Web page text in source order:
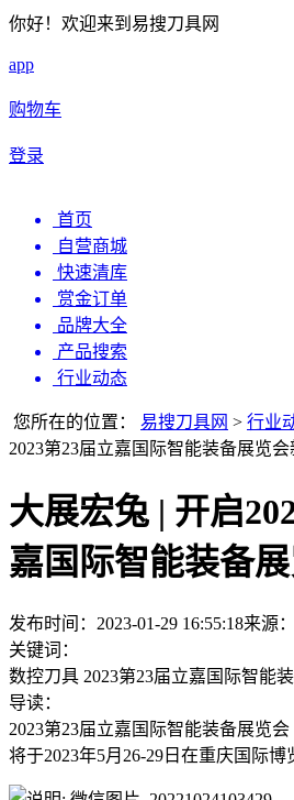
你好！欢迎来到易搜刀具网
app
购物车
登录
首页
自营商城
快速清库
赏金订单
品牌大全
产品搜索
行业动态
您所在的位置： 易搜刀具网 > 行业
2023第23届立嘉国际智能装备展览会
大展宏兔 | 开启
嘉国际智能装备
发布时间：2023-01-29 16:55:18来源
关键词：
数控刀具 2023第23届立嘉国际智能
导读：
2023第23届立嘉国际智能装备展览会
将于2023年5月26-29日在重庆国际博